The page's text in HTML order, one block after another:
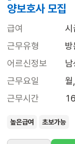
양보호사 모집
급여
근무유형
어르신정보
남
근무요일
근무시간
높은급여 초보가능